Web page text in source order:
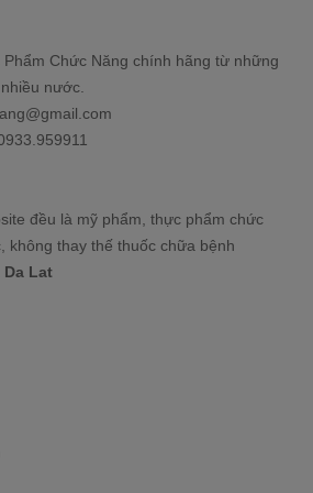
Chức Năng chính hãng từ những
nước.
đều là mỹ phẩm, thực phẩm chức
không thay thế thuốc chữa bệnh
Da Lat